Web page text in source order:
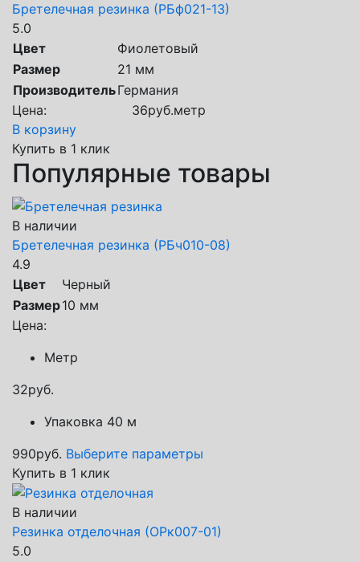
Бретелечная резинка (РБф021-13)
5.0
Цвет
Фиолетовый
Размер
21 мм
ПроизводительГермания
Цена:
36руб.метр
В корзину
Купить в 1 клик
Популярные товары
В наличии
Бретелечная резинка (РБч010-08)
4.9
Цвет
Черный
Размер10 мм
Цена:
Метр
32руб.
Упаковка 40 м
990руб. Выберите параметры
Купить в 1 клик
В наличии
Резинка отделочная (ОРк007-01)
5.0